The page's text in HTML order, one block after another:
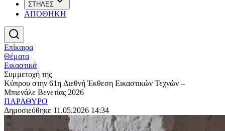
ΣΤΗΛΕΣ
ΑΠΟΘΗΚΗ
Επίκαιρα
Θέματα
Εικαστικά
Συμμετοχή της
Κύπρου στην 61η Διεθνή Έκθεση Εικαστικών Τεχνών –
Μπιενάλε Βενετίας 2026
ΠΑΡΑΘΥΡΟ
Δημοσιεύθηκε 11.05.2026 14:34